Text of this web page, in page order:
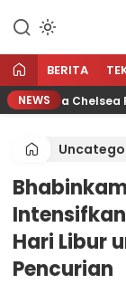
konten
BERITA
NEWSChelsea FC
Hari Libur
Pencurian